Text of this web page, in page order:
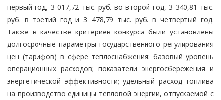
первый год, 3 017,72 тыс. руб. во второй год, 3 340,81 тыс.
руб. в третий год и 3 478,79 тыс. руб. в четвертый год.
Также в качестве критериев конкурса были установлены
долгосрочные параметры государственного регулирования
цен (тарифов) в сфере теплоснабжения: базовый уровень
операционных расходов; показатели энергосбережения и
энергетической эффективности; удельный расход топлива
на производство единицы тепловой энергии, отпускаемой с